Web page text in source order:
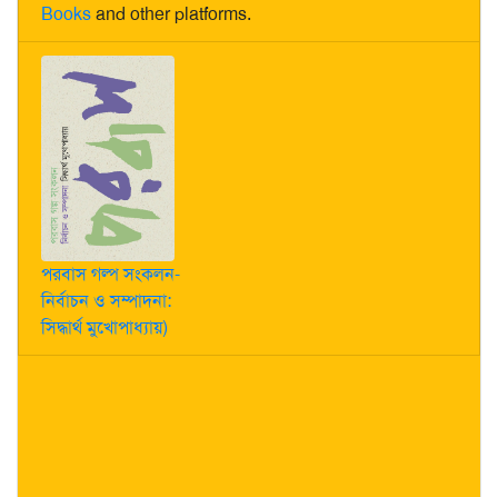
Booksand other platforms.
পরবাস গল্প সংকলন-
নির্বাচন ও সম্পাদনা:
সিদ্ধার্থ মুখোপাধ্যায়)